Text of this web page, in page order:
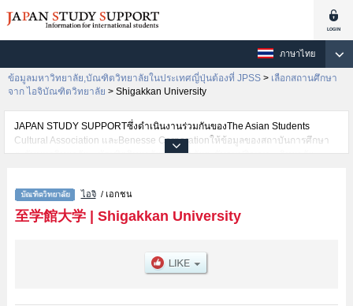
ภาษาไทย
ข้อมูลมหาวิทยาลัย,บัณฑิตวิทยาลัยในประเทศญี่ปุ่นต้องที่ JPSS > เลือกสถานศึกษา
จาก ไอจิบัณฑิตวิทยาลัย > Shigakkan University
JAPAN STUDY SUPPORTซึ่งดำเนินงานร่วมกันของThe Asian Students
Cultural Association และBenesse Corporationให้ข้อมูลของสถาบันการศึกษา
ระดับมหาวิทยาลัย・บัณฑิตวิทยาลัย・วิทยาลัยระดับอนุปริญญา・วิทยาลัย
ชาติเช่น เป็นต้น,ข้อมูลของแต่ละสาขาวิจัย,ข้อมูลการสอบคัดเลือกเข้าศึกษาเช่น
จำนวนคนที่รับสมัครหรือจำนวนคนที่ผ่านการสอบคัดเลือกเป็นต้น,แนะนำสถาน
ที่,การเดินทางเป็นต้นไว้ด้วยดังนั้นขอเชิญใช้บริการค้นหาข้อมูลตามอัธยาศัย
ไอจิ/ เอกชน
至学館大学| Shigakkan University